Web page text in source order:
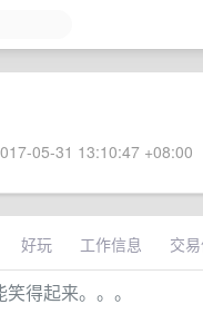
05-31 13:10:47 +08:00
好玩 工作信息 交
得起来。。。